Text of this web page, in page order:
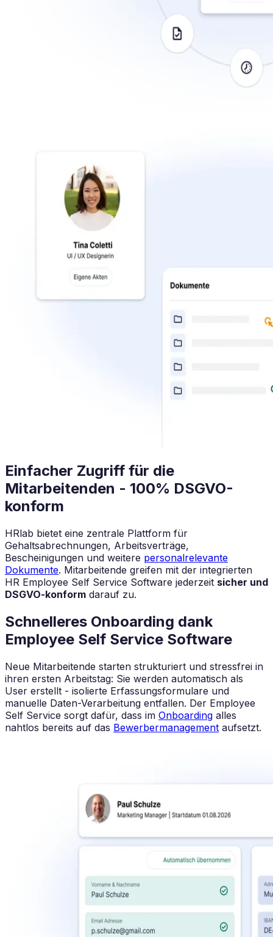
Einfacher Zugriff für die
Mitarbeitenden - 100% DSGVO-
konform
HRlab bietet eine zentrale Plattform für
Gehaltsabrechnungen, Arbeitsverträge,
Bescheinigungen und weitere personalrelevante
Dokumente. Mitarbeitende greifen mit der integrierten
HR Employee Self Service Software jederzeit sicher und
DSGVO-konform darauf zu.
Schnelleres Onboarding dank
Employee Self Service Software
Neue Mitarbeitende starten strukturiert und stressfrei in
ihren ersten Arbeitstag: Sie werden automatisch als
User erstellt - isolierte Erfassungsformulare und
manuelle Daten-Verarbeitung entfallen. Der Employee
Self Service sorgt dafür, dass im Onboarding alles
nahtlos bereits auf das Bewerbermanagement aufsetzt.